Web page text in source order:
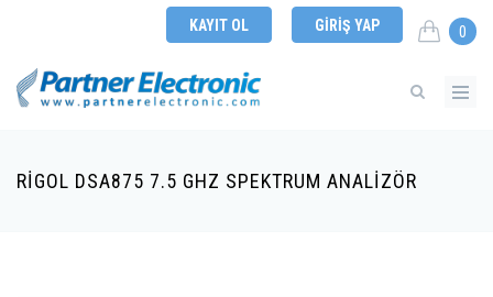
KAYIT OL GIRIŞ YAP 0
RIGOL DSA875 7.5 GHZ SPEKTRUM ANALIZÖR